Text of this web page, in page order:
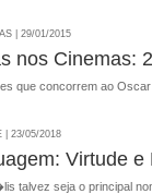
| 29/01/2015
nos Cinemas:
que concorrem ao
| 23/05/2018
Virtude
talvez seja o principal